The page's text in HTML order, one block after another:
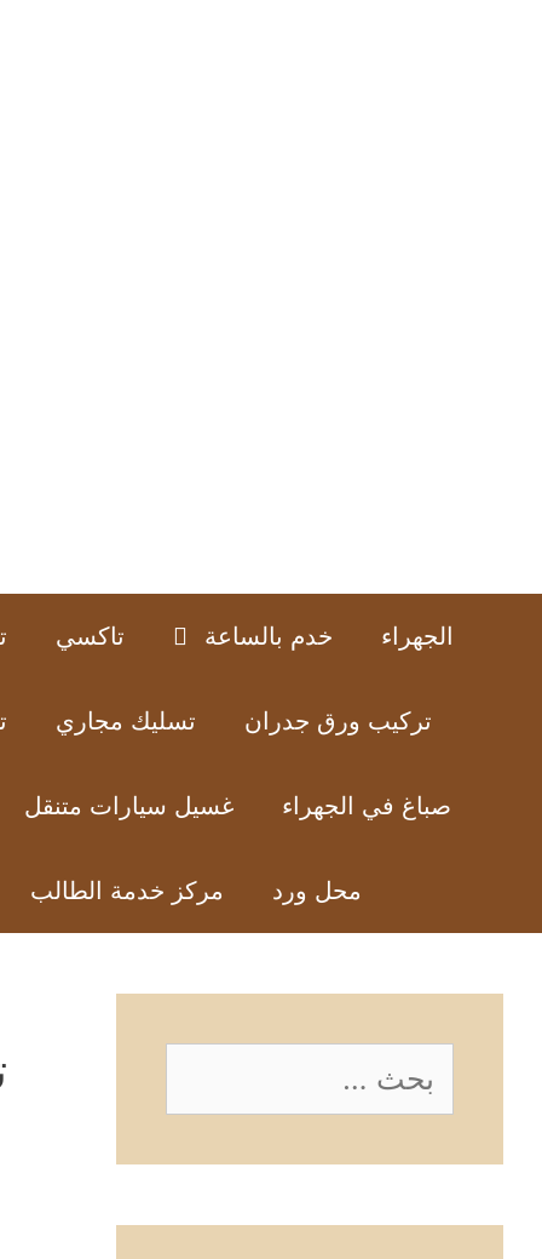
الجهراء خدم بالساعة تاكسي
تركيب ورق جدران تسليك مجاري
صباغ في الجهراء غسيل سيارات متنقل
محل ورد مركز خدمة الطالب
البحث
عن: